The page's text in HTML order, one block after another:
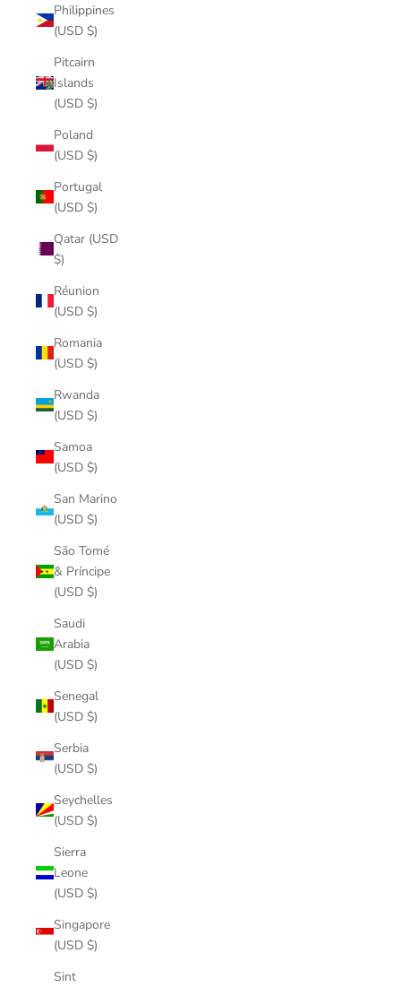
Philippines
(USD $)
Pitcairn
Islands
(USD $)
Poland
(USD $)
Portugal
(USD $)
Qatar (USD
$)
Réunion
(USD $)
Romania
(USD $)
Rwanda
(USD $)
Samoa
(USD $)
San Marino
(USD $)
São Tomé
& Príncipe
(USD $)
Saudi
Arabia
(USD $)
Senegal
(USD $)
Serbia
(USD $)
Seychelles
(USD $)
Sierra
Leone
(USD $)
Singapore
(USD $)
Sint